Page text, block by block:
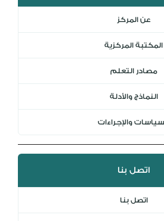
السنوي
عن المركز
المكتبة المركزية
مصادر التعلم
النماذج والأدلة
والإجراءات
اتصل بنا
اتصل بنا